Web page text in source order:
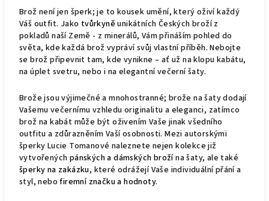
Brož není jen šperk; je to kousek umění, který oživí každý
Váš outfit. Jako tvůrkyně unikátních Českých broží z
pokladů naší Země - z minerálů, Vám přináším pohled do
světa, kde každá brož vypráví svůj vlastní příběh. Nebojte
se brož připevnit tam, kde vynikne – ať už na klopu kabátu,
na úplet svetru, nebo i na elegantní večerní šaty.
Brože jsou výjimečné a mnohostranné; brože na šaty dodají
Vašemu večernímu vzhledu originalitu a eleganci, zatímco
brož na kabát může být oživením Vaše jinak všedního
outfitu a zdůrazněním Vaší osobnosti. Mezi autorskými
šperky Lucie Tomanové naleznete nejen kolekce již
vytvořených pánských a dámských brožína šaty, ale také
šperky na zakázku, které odrážejí Vaše individuální přání a
styl, nebofiremní značku a hodnoty.